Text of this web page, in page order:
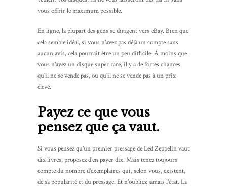
vous offrir le maximum possible.
En ligne, la plupart des gens se dirigent vers eBay. Bien que
cela semble idéal, si vous n'avez pas déjà un compte sans
aucun avis, cela pourrait être un peu difficile. À moins que
vous n'ayez un disque super rare, il y a de fortes chances
qu'il ne se vende pas, ou qu'il ne se vende pas à un prix
élevé.
Payez ce que vous
pensez que ça vaut.
Si vous pensez qu'un premier pressage de Led Zeppelin vaut
dix livres, proposez d'en payer dix. Mais tenez toujours
compte du nombre d'exemplaires qui, selon vous, existent,
de sa popularité et du pressage. Et n'oubliez jamais l'état. La